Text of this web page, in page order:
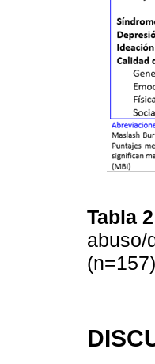
Tabla
abuso/
(n=157)